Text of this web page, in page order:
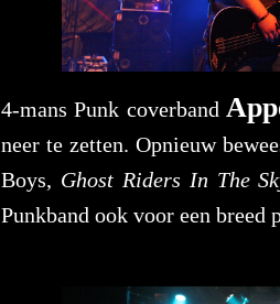
4-mans Punk coverband
neer te zetten. Opnieuw
Boys, Ghost Riders In The
Punkband ook voor een